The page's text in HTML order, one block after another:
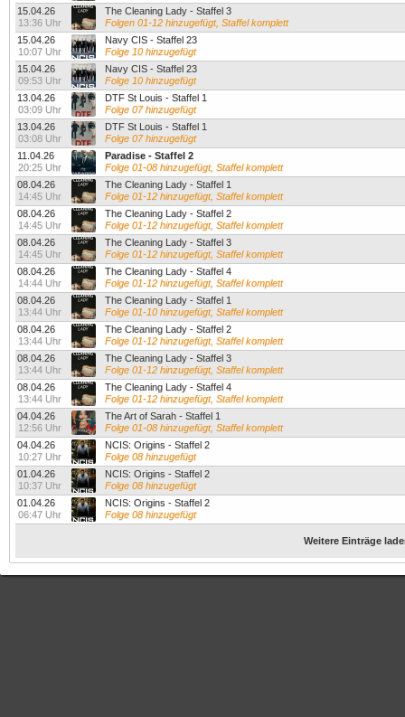
15.04.26
13:36 Uhr
The Cleaning Lady - Staffel 3
Folgen 01-12 hinzugefügt, Staffel komplett
15.04.26
10:07 Uhr
Navy CIS - Staffel 23
Folge 10 hinzugefügt
15.04.26
09:53 Uhr
Navy CIS - Staffel 23
Folge 10 hinzugefügt
13.04.26
03:09 Uhr
DTF St Louis - Staffel 1
Folge 07 hinzugefügt
13.04.26
03:08 Uhr
DTF St Louis - Staffel 1
Folge 07 hinzugefügt
11.04.26
20:25 Uhr
Paradise - Staffel 2
Folge 01-08 hinzugefügt, Staffel komplett
08.04.26
14:45 Uhr
The Cleaning Lady - Staffel 1
Folge 01-12 hinzugefügt, Staffel komplett
08.04.26
14:45 Uhr
The Cleaning Lady - Staffel 2
Folge 01-12 hinzugefügt, Staffel komplett
08.04.26
14:45 Uhr
The Cleaning Lady - Staffel 3
Folge 01-12 hinzugefügt, Staffel komplett
08.04.26
14:44 Uhr
The Cleaning Lady - Staffel 4
Folge 01-12 hinzugefügt, Staffel komplett
08.04.26
13:44 Uhr
The Cleaning Lady - Staffel 1
Folge 01-10 hinzugefügt, Staffel komplett
08.04.26
13:44 Uhr
The Cleaning Lady - Staffel 2
Folge 01-12 hinzugefügt, Staffel komplett
08.04.26
13:44 Uhr
The Cleaning Lady - Staffel 3
Folge 01-12 hinzugefügt, Staffel komplett
08.04.26
13:44 Uhr
The Cleaning Lady - Staffel 4
Folge 01-12 hinzugefügt, Staffel komplett
04.04.26
12:56 Uhr
The Art of Sarah - Staffel 1
Folge 01-08 hinzugefügt, Staffel komplett
04.04.26
10:27 Uhr
NCIS: Origins - Staffel 2
Folge 08 hinzugefügt
01.04.26
10:37 Uhr
NCIS: Origins - Staffel 2
Folge 08 hinzugefügt
01.04.26
06:47 Uhr
NCIS: Origins - Staffel 2
Folge 08 hinzugefügt
Weitere Einträge